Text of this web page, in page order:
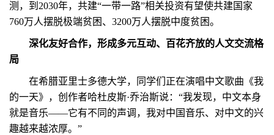
测，到2030年，共建“一带一路”相关投资有望使共建国家
760万人摆脱极端贫困、3200万人摆脱中度贫困。
深化友好合作，形成多元互动、百花齐放的人文交流格
局
在希腊亚里士多德大学，同学们正在演唱中文歌曲《我
的一天》，创作者哈杜皮斯·乔治斯说：“我发现，中文本身
就是音乐——它有不同的声调，我对中国音乐、对中文的兴
趣越来越浓厚。”